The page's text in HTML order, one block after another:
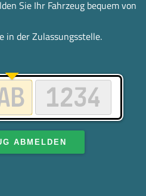
Sie Ihr Fahrzeug bequem von
in der Zulassungsstelle.
ABMELDEN